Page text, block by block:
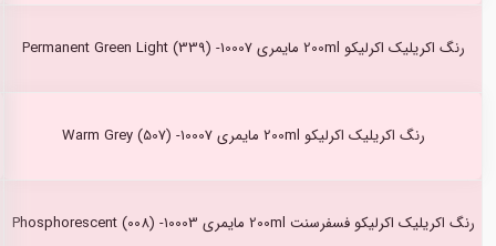
رنگ اکریلیک اکرلیکو 200ml مایمری Permanent Green Light (339) -10007
رنگ اکریلیک اکرلیکو 200ml مایمری Warm Grey (507) -10007
رنگ اکریلیک اکرلیکو فسفرسنت 200ml مایمری Phosphorescent (008) -10003